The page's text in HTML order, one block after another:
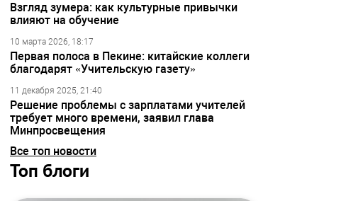
Взгляд зумера: как культурные привычки
влияют на обучение
10 марта 2026, 18:17
Первая полоса в Пекине: китайские коллеги
благодарят «Учительскую газету»
11 декабря 2025, 21:40
Решение проблемы с зарплатами учителей
требует много времени, заявил глава
Минпросвещения
Все топ новости
Топ блоги